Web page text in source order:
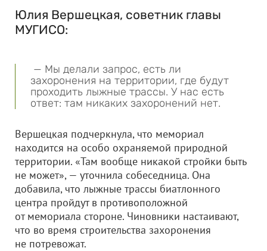
Юлия Вершецкая, советник главы
МУГИСО:
— Мы делали запрос, есть ли
захоронения на территории, где будут
проходить лыжные трассы. У нас есть
ответ: там никаких захоронений нет.
Вершецкая подчеркнула, что мемориал
находится на особо охраняемой природной
территории. «Там вообще никакой стройки быть
не может», — уточнила собеседница. Она
добавила, что лыжные трассы биатлонного
центра пройдут в противоположной
от мемориала стороне. Чиновники настаивают,
что во время строительства захоронения
не потревожат.